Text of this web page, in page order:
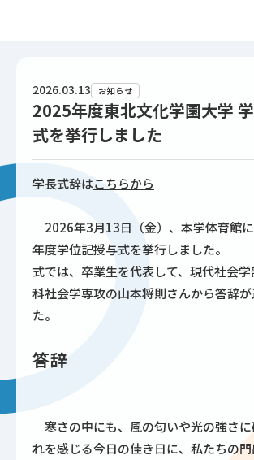
2026.03.13 お知らせ
2025年度東北文化学園大学
式を挙行しました
学長式辞はこちらから
2026年3月13日（金）、本学体育館
年度学位記授与式を挙行しました。
式では、卒業生を代表して、現代社会
科社会学専攻の山本将則さんから答辞
た。
答辞
寒さの中にも、風の匂いや光の強さ
れを感じる今日の佳き日に、私たちの